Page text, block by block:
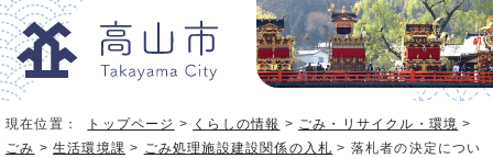
現在位置： トップページ > くらしの情報 > ごみ・リサイクル・環境 >
ごみ >生活環境課 > ごみ処理施設建設関係の入札 > 落札者の決定につい